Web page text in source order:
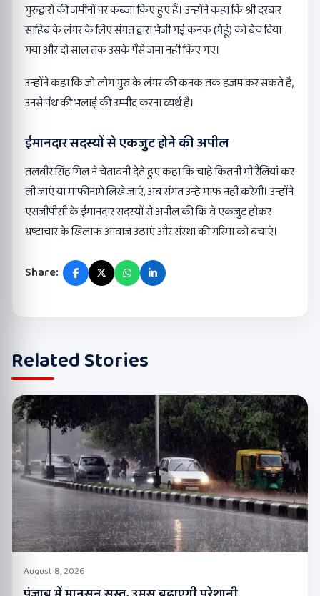
गुरुद्वारों की जमीनों पर कब्जा किए हुए हैं। उन्होंने कहा कि श्री दरबार
साहिब के लंगर के लिए संगत द्वारा भेजी गई कनक (गेहूं) को बेच दिया
गया और दो साल तक उसके पैसे जमा नहीं किए गए।
उन्होंने कहा कि जो लोग गुरु के लंगर की कनक तक हजम कर सकते हैं,
उनसे पंथ की भलाई की उम्मीद करना व्यर्थ है।
ईमानदार सदस्यों से एकजुट होने की अपील
तलबीर सिंह गिल ने चेतावनी देते हुए कहा कि चाहे कितनी भी रैलियां कर
ली जाएं या माफीनामे लिखे जाएं, अब संगत उन्हें माफ नहीं करेगी। उन्होंने
एसजीपीसी के ईमानदार सदस्यों से अपील की कि वे एकजुट होकर
भ्रष्टाचार के खिलाफ आवाज उठाएं और संस्था की गरिमा को बचाएं।
Share:
Related Stories
August 8, 2026